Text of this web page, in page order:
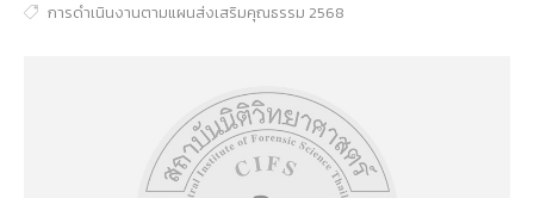
การดำเนินงานตามแผนส่งเสริมคุณธรรม 2568